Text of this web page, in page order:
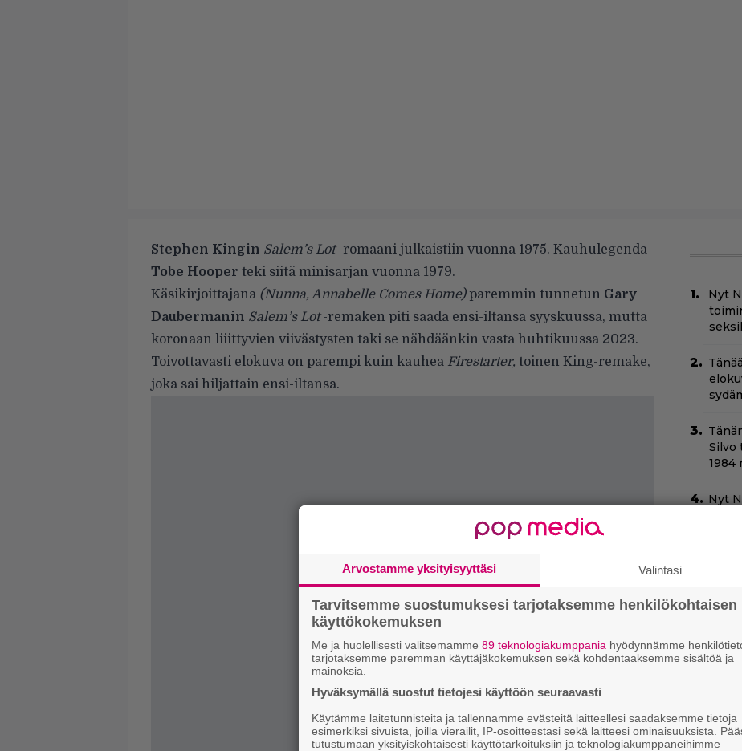
Stephen Kingin Salem’s Lot-romaani julkaistiin vuonna 1975. Kauhulegenda
Tobe Hooper teki siitä minisarjan vuonna 1979.
Käsikirjoittajana (Nunna, Annabelle Comes Home)paremmin tunnetun Gary
Daubermanin Salem’s Lot-remaken piti saada ensi-iltansa syyskuussa, mutta
koronaan liiittyvien viivästysten taki se nähdäänkin vasta huhtikuussa 2023.
Toivottavasti elokuva on parempi kuin kauhea Firestarter, toinen King-remake,
joka sai hiljattain ensi-iltansa.
Nyt
Silvo
1984
Nyt
Vain
30
Arvostamme yksityisyyttäsi Valintasi
Tarvitsemme suostumuksesi tarjotaksemme henkilökohtaisen
käyttökokemuksen
Me ja huolellisesti valitsemamme 89 teknologiakumppania hyödynnämme
tarjotaksemme paremman käyttäjäkokemuksen sekä kohdentaaksemme sisältöä ja
mainoksia.
Hyväksymällä suostut tietojesi käyttöön seuraavasti
Käytämme laitetunnisteita ja tallennamme evästeitä laitteellesi saadaksemme tietoja
esimerkiksi sivuista, joilla vierailit, IP-osoitteestasi sekä laitteesi ominaisuuksista.
tutustumaan yksityiskohtaisesti käyttötarkoituksiin ja teknologiakumppaneihimme